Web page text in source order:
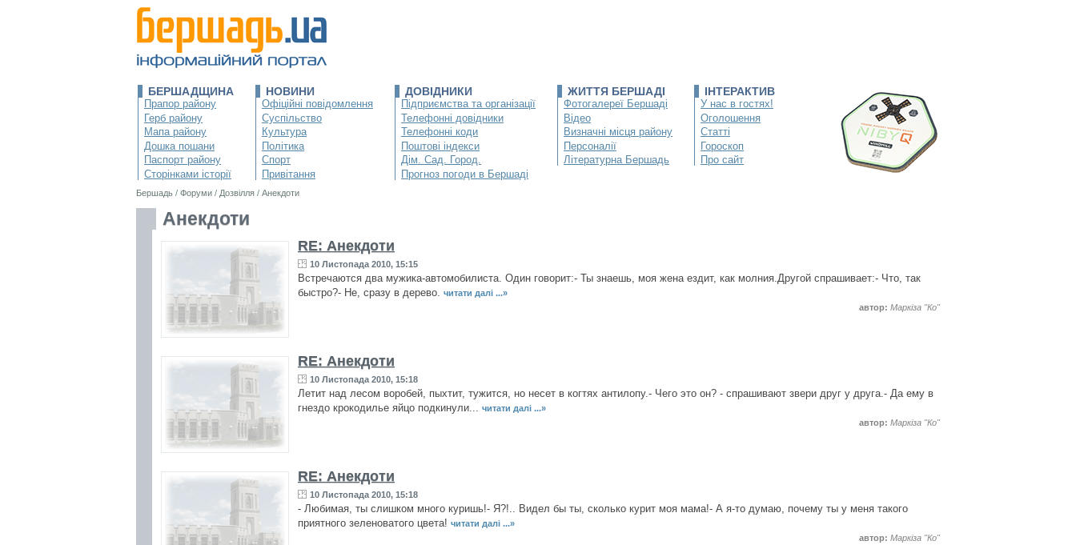
БЕРШАДЩИНА
Прапор району
Герб району
Мапа району
Дошка пошани
Паспорт району
Сторінками історії
НОВИНИ
Офіційні повідомлення
Суспільство
Культура
Політика
Спорт
Привітання
ДОВІДНИКИ
Підприємства та організації
Телефонні довідники
Телефонні коди
Поштові індекси
Дім. Сад. Город.
Прогноз погоди в Бершаді
ЖИТТЯ БЕРШАДІ
Фотогалереї Бершаді
Відео
Визначні місця району
Персоналії
Літературна Бершадь
ІНТЕРАКТИВ
У нас в гостях!
Оголошення
Статті
Гороскоп
Про сайт
Бершадь / Форуми / Дозвілля / Анекдоти
Анекдоти
RE: Анекдоти
10 Листопада 2010, 15:15
Встречаются два мужика-автомобилиста. Один говорит:- Ты знаешь, моя жена ездит, как молния.Другой спрашивает:- Что, так
быстро?- Не, сразу в дерево. читати далі ...»
автор: Маркіза "Ко"
RE: Анекдоти
10 Листопада 2010, 15:18
Летит над лесом воробей, пыхтит, тужится, но несет в когтях антилопу.- Чего это он? - спрашивают звери друг у друга.- Да ему в
гнездо крокодилье яйцо подкинули... читати далі ...»
автор: Маркіза "Ко"
RE: Анекдоти
10 Листопада 2010, 15:18
- Любимая, ты слишком много куришь!- Я?!.. Видел бы ты, сколько курит моя мама!- А я-то думаю, почему ты у меня такого
приятного зеленоватого цвета! читати далі ...»
автор: Маркіза "Ко"